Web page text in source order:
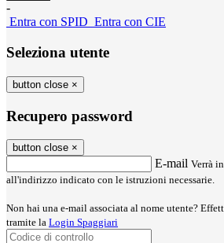
-
Entra con SPID Entra con CIE
Seleziona utente
button close ×
Recupero password
button close ×
E-mail Verrà
all'indirizzo indicato con le istruzioni necessarie.
Non hai una e-mail associata al nome utente?
tramite la Login Spaggiari